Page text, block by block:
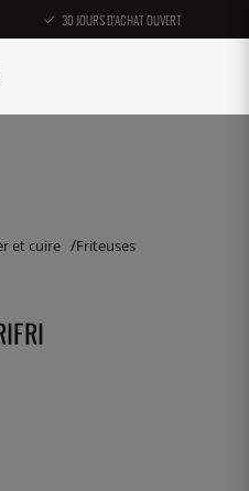
30 JOURS D'ACHAT OUVERT
et cuire Friteuses